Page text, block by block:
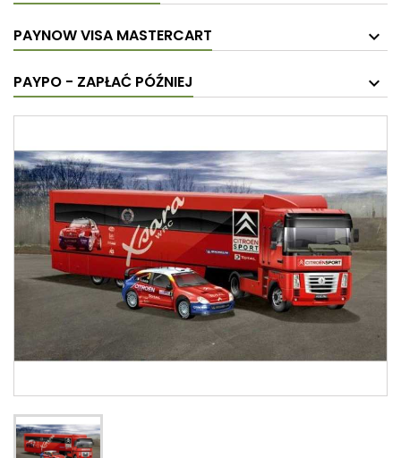
PAYNOW VISA MASTERCART
PAYPO - ZAPŁAĆ PÓŹNIEJ